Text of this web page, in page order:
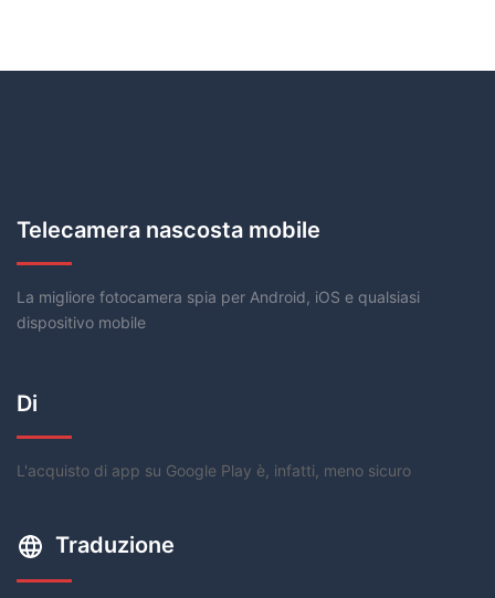
Telecamera nascosta mobile
La migliore fotocamera spia per Android, iOS e qualsiasi
dispositivo mobile
Di
L'acquisto di app su Google Play è, infatti, meno sicuro
Traduzione